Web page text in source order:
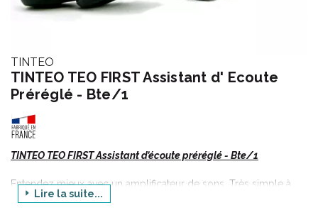
TINTEO
TINTEO TEO FIRST Assistant d' Ecoute
Préréglé - Bte/1
TINTEO TEO FIRST Assistant d’écoute préréglé - Bte/1
Entendez mieux avec un amplificateur de sons. Très simple à
utiliser (2 boutons).
Lire la suite...